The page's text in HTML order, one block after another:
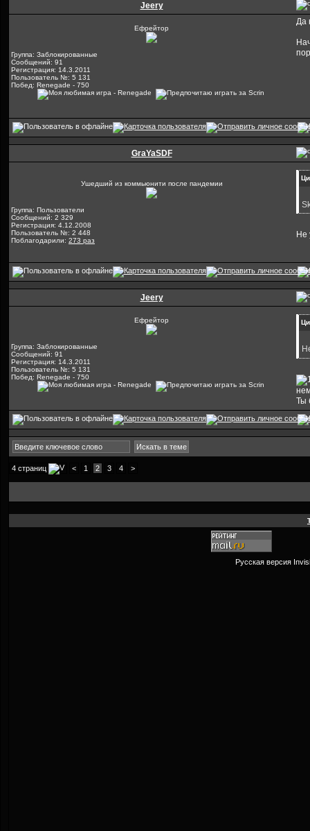
Jeery
Ефрейтор
Группа: Заблокированные
Сообщений: 91
Регистрация: 14.3.2011
Пользователь №: 5 131
Побед: Renegade - 750
Да
GraYaSDF
Ушедший из коммьюнити после пандемии
Группа: Пользователи
Сообщений: 2 329
Регистрация: 4.12.2008
Пользователь №: 2 448
Поблагодарили: 273 раз
Не
Jeery
Ефрейтор
Группа: Заблокированные
Сообщений: 91
Регистрация: 14.3.2011
Пользователь №: 5 131
Побед: Renegade - 750
Ты
4 страниц < 1 2 3 4 >
Русская версия